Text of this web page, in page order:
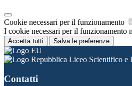
Cookie necessari per il funzionamento
I cookie necessari per il funzionamento
Accetta tutti Salva le preferenze
Liceo Scientifico e
Contatti